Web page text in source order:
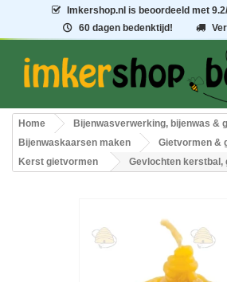
Imkershop.nl is beoordeeld met9.2
60 dagen bedenktijd!
Home
Bijenwasverwerking, bijenwas &
Bijenwaskaarsen maken
Gietvormen &
Kerst gietvormen
Gevlochten kerstbal,